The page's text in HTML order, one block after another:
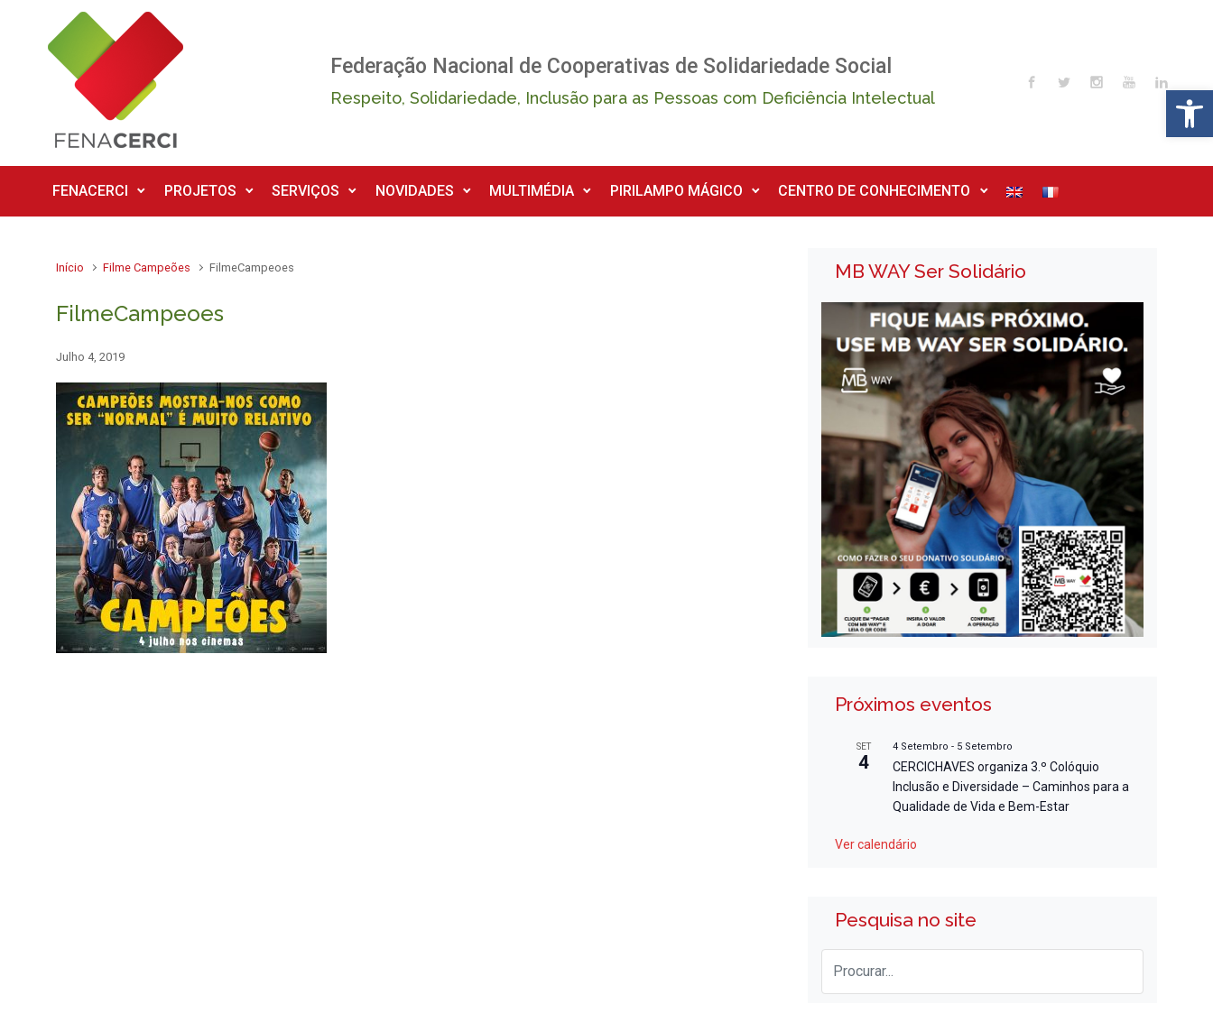
Skip to main content
Federação Nacional de Cooperativas de Solidariedade Social
Respeito, Solidariedade, Inclusão para as Pessoas com Deficiência Intelectual
FENACERCI PROJETOS SERVIÇOS NOVIDADES MULTIMÉDIA PIRILAMPO MÁGICO CENTRO DE CONHECIMENTO
Início Filme Campeões FilmeCampeoes
FilmeCampeoes
Julho 4, 2019
MB WAY Ser Solidário
Próximos eventos
SET
4
4 Setembro - 5 Setembro
CERCICHAVES organiza 3.º Colóquio
Inclusão e Diversidade – Caminhos para a
Qualidade de Vida e Bem-Estar
Ver calendário
Pesquisa no site